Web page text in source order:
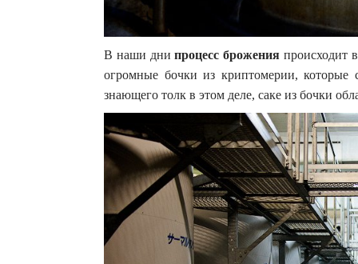
В наши днипроцесс брожения происходит
огромные бочки из криптомерии, которые
знающего толк в этом деле, саке из бочки